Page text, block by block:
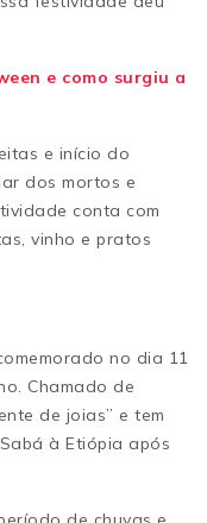
e como surgiu a
e início do
dos mortos e
conta com
vinho e pratos
no dia 11
Chamado de
de joias” e tem
à Etiópia após